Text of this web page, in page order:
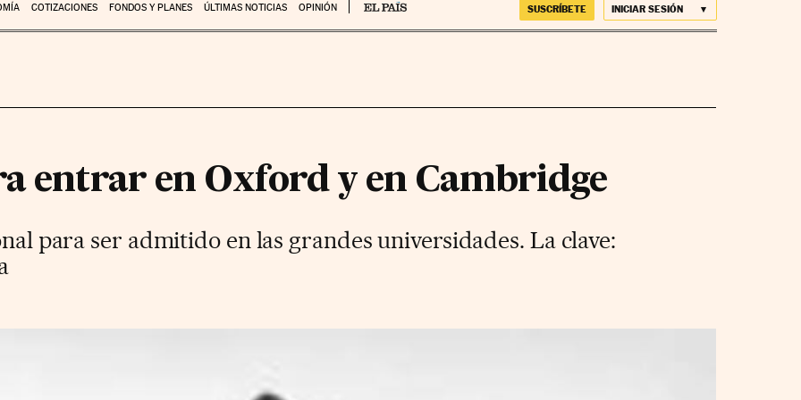
COTIZACIONES FONDOS Y PLANES ÚLTIMAS NOTICIAS OPINIÓN SUSCRÍBETE INICIAR SESIÓN
entrar en Oxford y en Cambridge
para ser admitido en las grandes universidades. La clave: